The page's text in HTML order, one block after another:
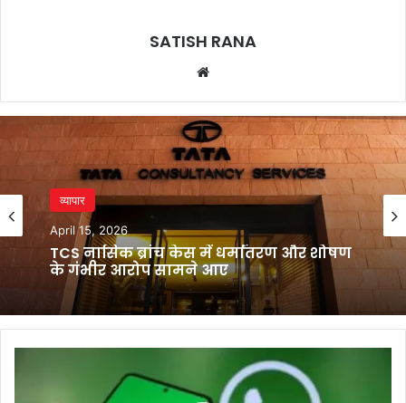
SATISH RANA
व्यापार
April 15, 2026
TCS नासिक ब्रांच केस में धर्मांतरण और शोषण
के गंभीर आरोप सामने आए